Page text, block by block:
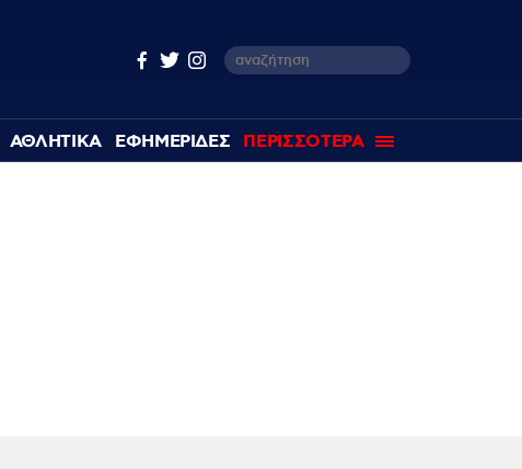
ΑΘΛΗΤΙΚΑ ΕΦΗΜΕΡΙΔΕΣ ΠΕΡΙΣΣΟΤΕΡΑ